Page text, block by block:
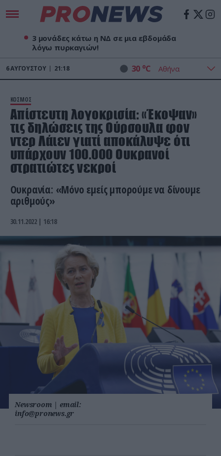
3 μονάδες κάτω η ΝΔ σε μια εβδομάδα
λόγω πυρκαγιών!
6ΑΥΓΟΎΣΤΟΥ 21:18 30 oC
ΚΟΣΜΟΣ
Απίστευτη λογοκρισία: «Έκοψαν»
τις δηλώσεις της Ούρσουλα φον
ντερ Λάιεν γιατί αποκάλυψε ότι
υπάρχουν 100.000 Ουκρανοί
στρατιώτες νεκροί
Ουκρανία: «Μόνο εμείς μπορούμε να δίνουμε
αριθμούς»
30.11.2022 | 16:18
Newsroom | email:
info@pronews.gr